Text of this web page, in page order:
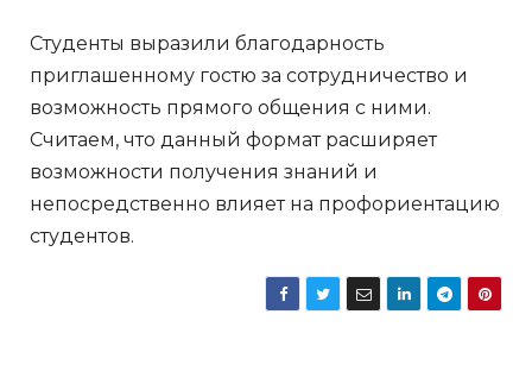
Студенты выразили благодарность
приглашенному гостю за сотрудничество и
возможность прямого общения с ними.
Считаем, что данный формат расширяет
возможности получения знаний и
непосредственно влияет на профориентацию
студентов.